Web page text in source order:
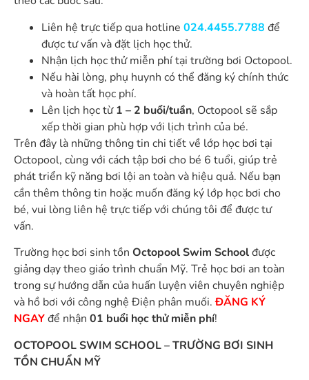
Liên hệ trực tiếp qua hotline 024.4455.7788 để
được tư vấn và đặt lịch học thử.
Nhận lịch học thử miễn phí tại trường bơi Octopool.
Nếu hài lòng, phụ huynh có thể đăng ký chính thức
và hoàn tất học phí.
Lên lịch học từ1 – 2 buổi/tuần, Octopool sẽ sắp
xếp thời gian phù hợp với lịch trình của bé.
Trên đây là những thông tin chi tiết về lớp học bơi tại
Octopool, cùng với cách tập bơi cho bé 6 tuổi, giúp trẻ
phát triển kỹ năng bơi lội an toàn và hiệu quả. Nếu bạn
cần thêm thông tin hoặc muốn đăng ký lớp học bơi cho
bé, vui lòng liên hệ trực tiếp với chúng tôi để được tư
vấn.
Trường học bơi sinh tồn Octopool Swim Schoolđược
giảng dạy theo giáo trình chuẩn Mỹ. Trẻ học bơi an toàn
trong sự hướng dẫn của huấn luyện viên chuyên nghiệp
và hồ bơi với công nghệ Điện phân muối.ĐĂNG KÝ
NGAYđể nhận 01 buổi học thử miễn phí!
OCTOPOOL SWIM SCHOOL – TRƯỜNG BƠI SINH
TỒN CHUẨN MỸ